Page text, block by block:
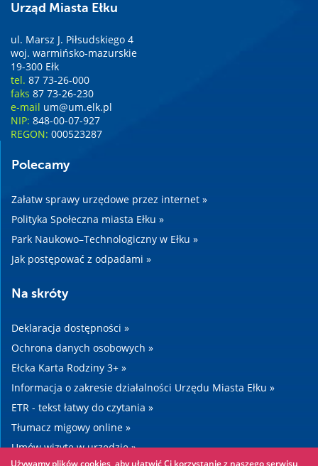
Urząd Miasta Ełku
ul. Marsz J. Piłsudskiego 4
woj. warmińsko-mazurskie
19-300 Ełk
tel. 87 73-26-000
faks 87 73-26-230
e-mail um@um.elk.pl
NIP: 848-00-07-927
REGON: 000523287
Polecamy
Załatw sprawy urzędowe przez internet »
Polityka Społeczna miasta Ełku »
Park Naukowo–Technologiczny w Ełku »
Jak postępować z odpadami »
Na skróty
Deklaracja dostępności »
Ochrona danych osobowych »
Ełcka Karta Rodziny 3+ »
Informacja o zakresie działalności Urzędu Miasta Ełku »
ETR - tekst łatwy do czytania »
Tłumacz migowy online »
Umów wizytę w urzędzie »
Używamy plików cookies, aby ułatwić Ci korzystanie z naszego serwisu